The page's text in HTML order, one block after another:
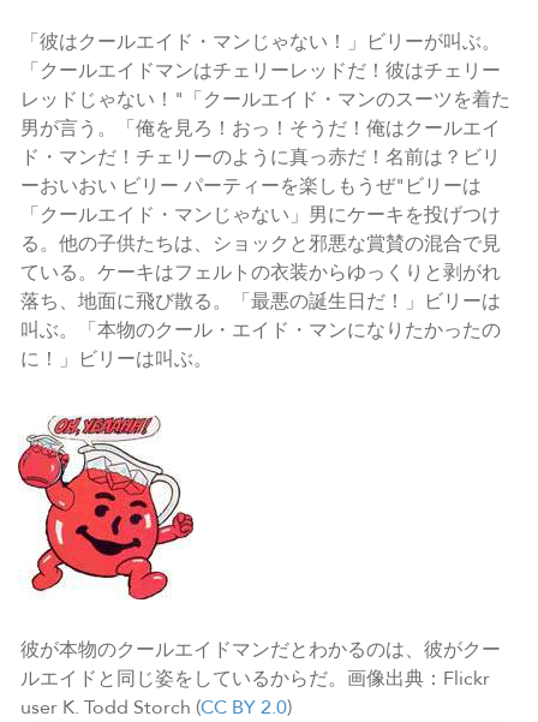
「彼はクールエイド・マンじゃない！」ビリーが叫ぶ。
「クールエイドマンはチェリーレッドだ！彼はチェリー
レッドじゃない！"「クールエイド・マンのスーツを着た
男が言う。「俺を見ろ！おっ！そうだ！俺はクールエイ
ド・マンだ！チェリーのように真っ赤だ！名前は？ビリ
ーおいおい ビリー パーティーを楽しもうぜ"ビリーは
「クールエイド・マンじゃない」男にケーキを投げつけ
る。他の子供たちは、ショックと邪悪な賞賛の混合で見
ている。ケーキはフェルトの衣装からゆっくりと剥がれ
落ち、地面に飛び散る。「最悪の誕生日だ！」ビリーは
叫ぶ。「本物のクール・エイド・マンになりたかったの
に！」ビリーは叫ぶ。
彼が本物のクールエイドマンだとわかるのは、彼がクー
ルエイドと同じ姿をしているからだ。画像出典：Flickr
user K. Todd Storch (CC BY 2.0)